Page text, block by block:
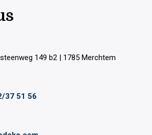
149 b2 | 1785 Merchtem
37 51 56